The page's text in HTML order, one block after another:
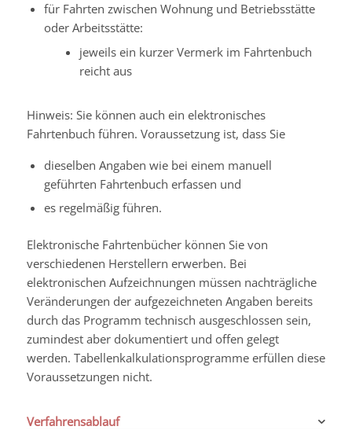
für Fahrten zwischen Wohnung und Betriebsstätte
oder Arbeitsstätte:
jeweils ein kurzer Vermerk im Fahrtenbuch
reicht aus
Hinweis: Sie können auch ein elektronisches
Fahrtenbuch führen. Voraussetzung ist, dass Sie
dieselben Angaben wie bei einem manuell
geführten Fahrtenbuch erfassen und
es regelmäßig führen.
Elektronische Fahrtenbücher können Sie von
verschiedenen Herstellern erwerben. Bei
elektronischen Aufzeichnungen müssen nachträgliche
Veränderungen der aufgezeichneten Angaben bereits
durch das Programm technisch ausgeschlossen sein,
zumindest aber dokumentiert und offen gelegt
werden. Tabellenkalkulationsprogramme erfüllen diese
Voraussetzungen nicht.
Verfahrensablauf